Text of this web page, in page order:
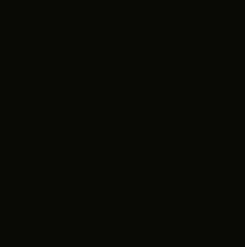
onglet
un nouvel onglet